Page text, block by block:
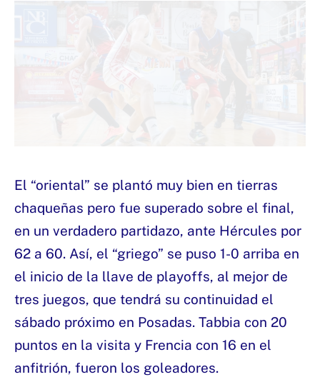
El “oriental” se plantó muy bien en tierras
chaqueñas pero fue superado sobre el final,
en un verdadero partidazo, ante Hércules por
62 a 60. Así, el “griego” se puso 1-0 arriba en
el inicio de la llave de playoffs, al mejor de
tres juegos, que tendrá su continuidad el
sábado próximo en Posadas. Tabbia con 20
puntos en la visita y Frencia con 16 en el
anfitrión, fueron los goleadores.